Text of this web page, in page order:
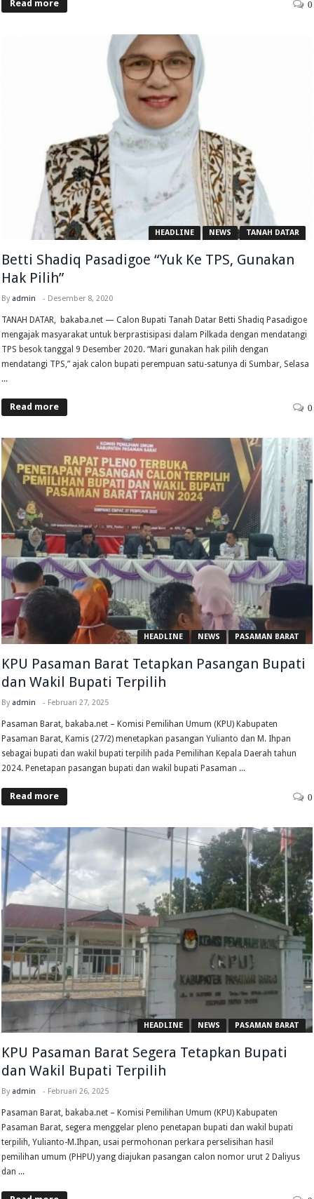
Read more 0
HEADLINE NEWS TANAH DATAR
Betti Shadiq Pasadigoe “Yuk Ke TPS, Gunakan
Hak Pilih”
By admin - Desember 8, 2020
TANAH DATAR, bakaba.net — Calon Bupati Tanah Datar Betti Shadiq Pasadigoe
mengajak masyarakat untuk berprastisipasi dalam Pilkada dengan mendatangi
TPS besok tanggal 9 Desember 2020. “Mari gunakan hak pilih dengan
mendatangi TPS,” ajak calon bupati perempuan satu-satunya di Sumbar, Selasa
...
Read more 0
HEADLINE NEWS PASAMAN BARAT
KPU Pasaman Barat Tetapkan Pasangan Bupati
dan Wakil Bupati Terpilih
By admin - Februari 27, 2025
Pasaman Barat, bakaba.net – Komisi Pemilihan Umum (KPU) Kabupaten
Pasaman Barat, Kamis (27/2) menetapkan pasangan Yulianto dan M. Ihpan
sebagai bupati dan wakil bupati terpilih pada Pemilihan Kepala Daerah tahun
2024. Penetapan pasangan bupati dan wakil bupati Pasaman ...
Read more 0
HEADLINE NEWS PASAMAN BARAT
KPU Pasaman Barat Segera Tetapkan Bupati
dan Wakil Bupati Terpilih
By admin - Februari 26, 2025
Pasaman Barat, bakaba.net – Komisi Pemilihan Umum (KPU) Kabupaten
Pasaman Barat, segera menggelar pleno penetapan bupati dan wakil bupati
terpilih, Yulianto-M.Ihpan, usai permohonan perkara perselisihan hasil
pemilihan umum (PHPU) yang diajukan pasangan calon nomor urut 2 Daliyus
dan ...